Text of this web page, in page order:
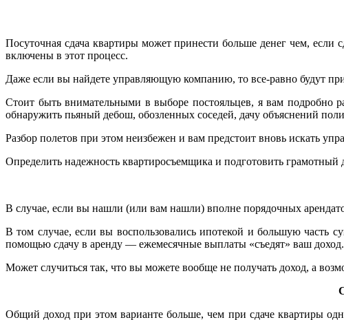
Посуточная сдача квартиры может принести больше денег чем, если
включены в этот процесс.
Даже если вы найдете управляющую компанию, то все-равно будут
Стоит быть внимательными в выборе постояльцев, я вам подробно
обнаружить пьяный дебош, обозленных соседей, дачу объяснений
Разбор полетов при этом неизбежен и вам предстоит вновь искать
Определить надежность квартиросъемщика и подготовить
В случае, если вы нашли (или вам нашли) вполне порядочных
В том случае, если вы воспользовались ипотекой и большую часть
помощью сдачу в аренду — ежемесячные выплаты «съедят» ваш доход.
Может случиться так, что вы можете вообще не получать доход, а
Общий доход при этом варианте больше, чем при сдаче квартиры